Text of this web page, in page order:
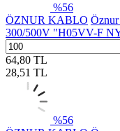
%56
ÖZNUR KABLO
300/500V "H05VV-F
64,80 TL
28,51 TL
%56